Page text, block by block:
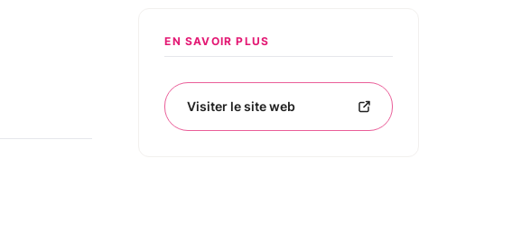
EN SAVOIR PLUS
Visiter le site web